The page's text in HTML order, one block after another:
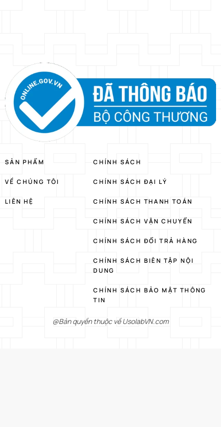
SẢN PHẨM
VỀ CHÚNG TÔI
LIÊN HỆ
CHÍNH SÁCH
CHÍNH SÁCH ĐẠI LÝ
CHÍNH SÁCH THANH TOÁN
CHÍNH SÁCH VẬN CHUYỂN
CHÍNH SÁCH ĐỔI TRẢ HÀNG
CHÍNH SÁCH BIÊN TẬP NỘI
DUNG
CHÍNH SÁCH BẢO MẬT THÔNG
TIN
@Bản quyền thuộc về UsolabVN.com